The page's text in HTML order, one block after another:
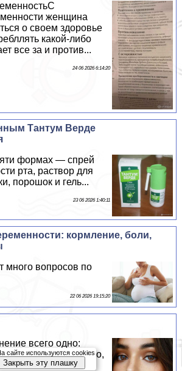
женщина
о своем здоровье
какой-либо
все за и против...
24 06 2026 6:14:20
Тантум Верде
формах — спрей
рта, раствор для
порошок и гель...
23 06 2026 1:40:11
кормление, боли,
много вопросов по
22 06 2026 19:15:20
всего одно:
будто выразительно,
звук «О»...
сайте используются cookies
Закрыть эту плашку